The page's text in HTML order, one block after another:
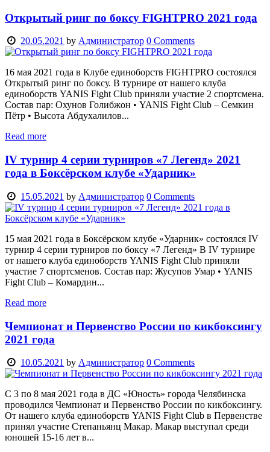
Открытый ринг по боксу FIGHTPRO 2021 года
20.05.2021 by Администратор 0 Comments
16 мая 2021 года в Клубе единоборств FIGHTPRO состоялся
Открытый ринг по боксу. В турнире от нашего клуба
единоборств YANIS Fight Club приняли участие 2 спортсмена.
Состав пар: Охунов Голибжон • YANIS Fight Club – Семкин
Пётр • Высота Абдухалилов...
Read more
IV турнир 4 серии турниров «7 Легенд» 2021
года в Боксёрском клубе «Ударник»
15.05.2021 by Администратор 0 Comments
15 мая 2021 года в Боксёрском клубе «Ударник» состоялся IV
турнир 4 серии турниров по боксу «7 Легенд» В IV турнире
от нашего клуба единоборств YANIS Fight Club приняли
участие 7 спортсменов. Состав пар: Жусупов Умар • YANIS
Fight Club – Комардин...
Read more
Чемпионат и Первенство России по кикбоксингу
2021 года
10.05.2021 by Администратор 0 Comments
С 3 по 8 мая 2021 года в ДС «Юность» города Челябинска
проводился Чемпионат и Первенство России по кикбоксингу.
От нашего клуба единоборств YANIS Fight Club в Первенстве
принял участие Степаньянц Макар. Макар выступал среди
юношей 15-16 лет в...